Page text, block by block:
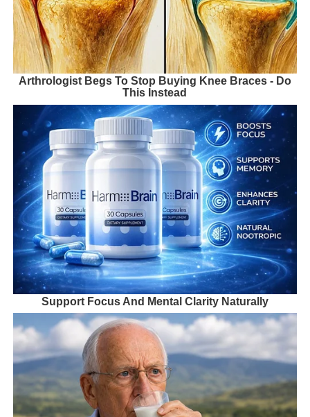
Arthrologist Begs To Stop Buying Knee Braces - Do
This Instead
Support Focus And Mental Clarity Naturally